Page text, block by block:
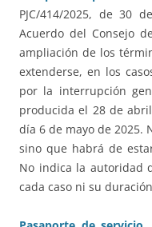
PJC/414/2025, de 30
Acuerdo del Consejo
ampliación de los
extenderse, en los
por la interrupción
producida el 28 de
día 6 de mayo de 2025.
sino que habrá de
No indica la autoridad
cada caso ni su